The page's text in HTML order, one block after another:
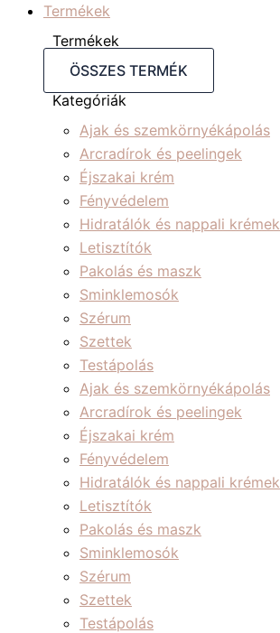
Termékek
Termékek
ÖSSZES TERMÉK
Kategóriák
Ajak és szemkörnyékápolás
Arcradírok és peelingek
Éjszakai krém
Fényvédelem
Hidratálók és nappali krémek
Letisztítók
Pakolás és maszk
Sminklemosók
Szérum
Szettek
Testápolás
Ajak és szemkörnyékápolás
Arcradírok és peelingek
Éjszakai krém
Fényvédelem
Hidratálók és nappali krémek
Letisztítók
Pakolás és maszk
Sminklemosók
Szérum
Szettek
Testápolás